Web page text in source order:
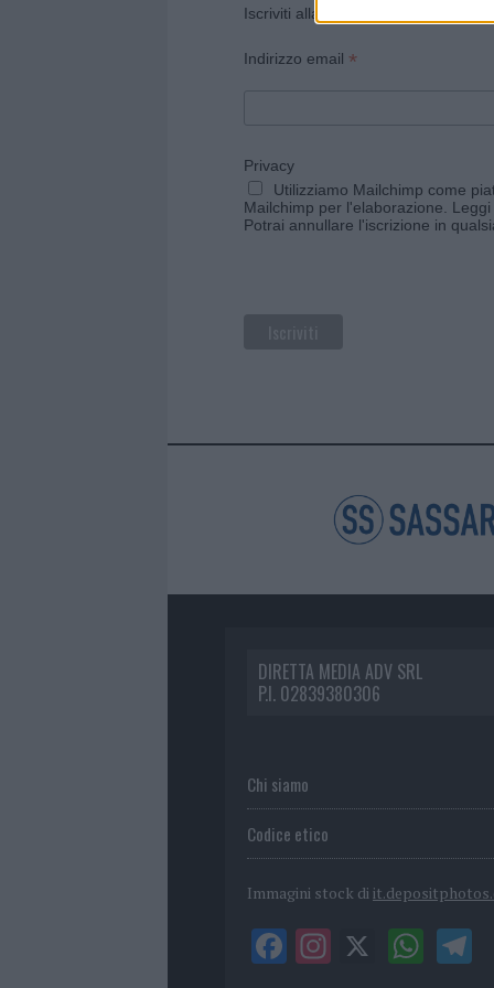
Iscriviti alla newsletter di Gallura
Indirizzo email *
Privacy
Utilizziamo Mailchimp come
Mailchimp per l'elaborazione.
Potrai annullare l'iscrizione in
DIRETTA MEDIA ADV SRL
P.I. 02839380306
Chi siamo
Codice etico
Immagini stock di